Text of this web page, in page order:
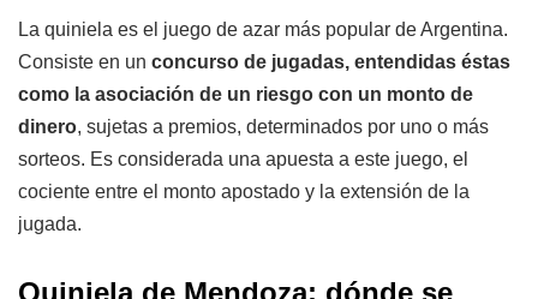
La quiniela es el juego de azar más popular de Argentina.
Consiste en un concurso de jugadas, entendidas éstas
como la asociación de un riesgo con un monto de
dinero, sujetas a premios, determinados por uno o más
sorteos. Es considerada una apuesta a este juego, el
cociente entre el monto apostado y la extensión de la
jugada.
Quiniela de Mendoza: dónde se